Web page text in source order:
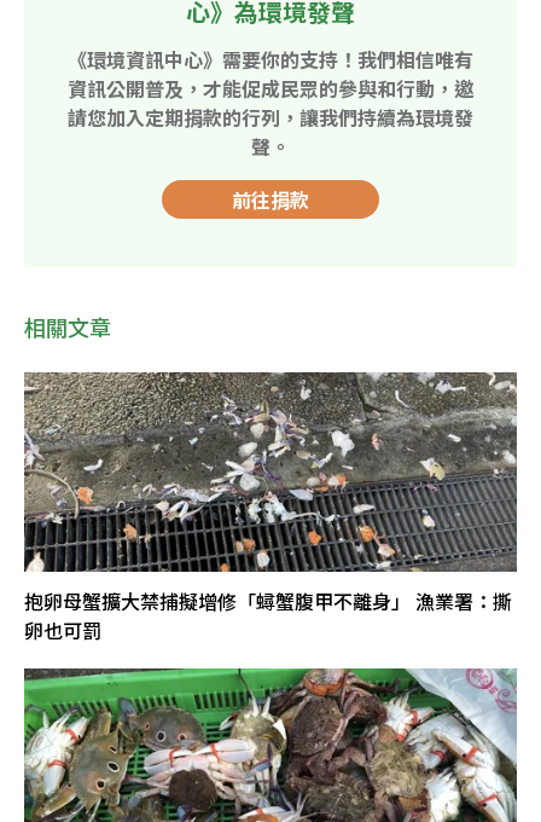
心》為環境發聲
《環境資訊中心》需要你的支持！我們相信唯有
資訊公開普及，才能促成民眾的參與和行動，邀
請您加入定期捐款的行列，讓我們持續為環境發
聲。
前往捐款
相關文章
抱卵母蟹擴大禁捕擬增修「蟳蟹腹甲不離身」 漁業署：撕
卵也可罰